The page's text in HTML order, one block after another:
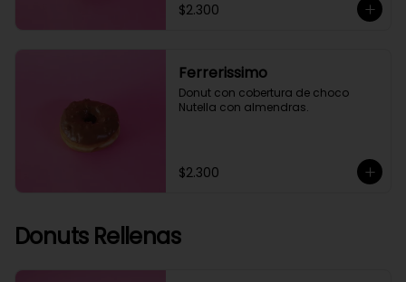
$2.300
Ferrerissimo
Donut con cobertura de choco
Nutella con almendras.
$2.300
Donuts Rellenas